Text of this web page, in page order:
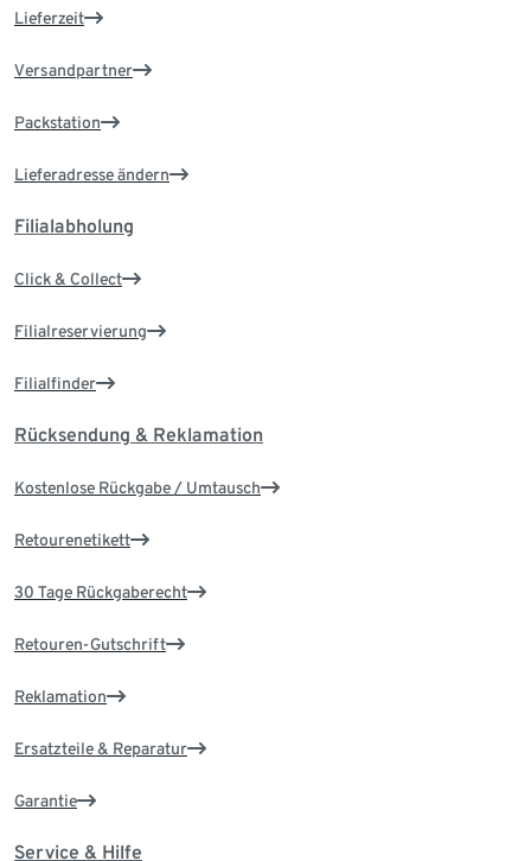
Lieferzeit
Versandpartner
Packstation
Lieferadresse ändern
Filialabholung
Click & Collect
Filialreservierung
Filialfinder
Rücksendung & Reklamation
Kostenlose Rückgabe / Umtausch
Retourenetikett
30 Tage Rückgaberecht
Retouren-Gutschrift
Reklamation
Ersatzteile & Reparatur
Garantie
Service & Hilfe